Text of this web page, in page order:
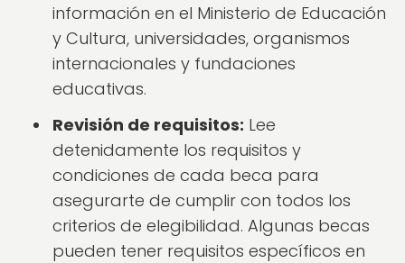
información en el Ministerio de Educación
y Cultura, universidades, organismos
internacionales y fundaciones
educativas.
Revisión de requisitos: Lee
detenidamente los requisitos y
condiciones de cada beca para
asegurarte de cumplir con todos los
criterios de elegibilidad. Algunas becas
pueden tener requisitos específicos en